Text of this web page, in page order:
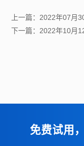
上一篇：2022年07月
下一篇：2022年10月
免费试用